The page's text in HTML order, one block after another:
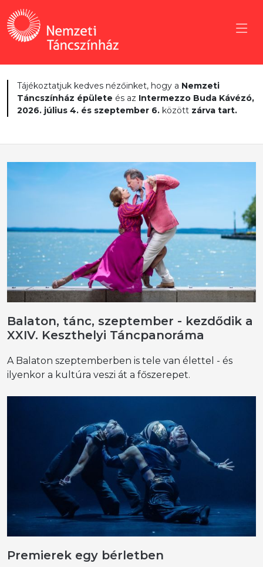
Tájékoztatjuk kedves nézőinket, hogy a Nemzeti
Táncszínház épülete és az Intermezzo Buda Kávézó,
2026. július 4. és szeptember 6. között zárva tart.
Balaton, tánc, szeptember - kezdődik a
XXIV. Keszthelyi Táncpanoráma
A Balaton szeptemberben is tele van élettel - és
ilyenkor a kultúra veszi át a főszerepet.
Premierek egy bérletben